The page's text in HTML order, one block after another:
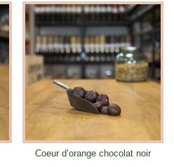
Coeur d’orange chocolat noir